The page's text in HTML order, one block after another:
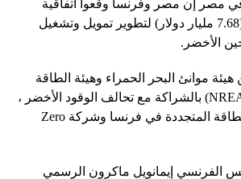
مصر إن مصر وفرنسا وقعوا اتفاقية
سبعة مليارات يورو (7.68 مليار دولار) لتطوير تمويل وتشغيل
الأخضر.
هيئة موانئ البحر الحمراء وهيئة الطاقة
الجديدة والمتجددة (NREA) بالشراكة مع تحالف الوقود الأخضر ،
والتي تضم مصادر الطاقة المتجددة في فرنسا وشركة Zero
الفرنسي إيمانويل ماكرون الرسمي